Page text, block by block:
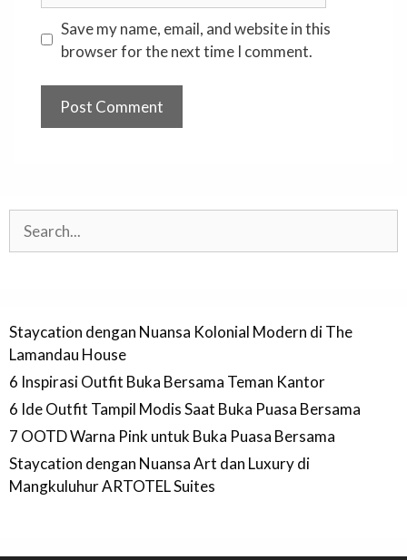
Save my name, email, and website in this
browser for the next time I comment.
Staycation dengan Nuansa Kolonial Modern di The
Lamandau House
6 Inspirasi Outfit Buka Bersama Teman Kantor
6 Ide Outfit Tampil Modis Saat Buka Puasa Bersama
7 OOTD Warna Pink untuk Buka Puasa Bersama
Staycation dengan Nuansa Art dan Luxury di
Mangkuluhur ARTOTEL Suites